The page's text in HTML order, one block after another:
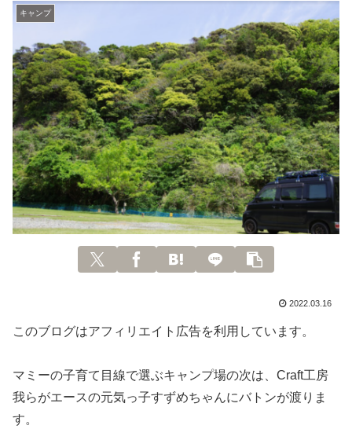
キャンプ
2022.03.16
このブログはアフィリエイト広告を利用しています。
マミーの子育て目線で選ぶキャンプ場の次は、Craft工房
我らがエースの元気っ子すずめちゃんにバトンが渡りま
す。